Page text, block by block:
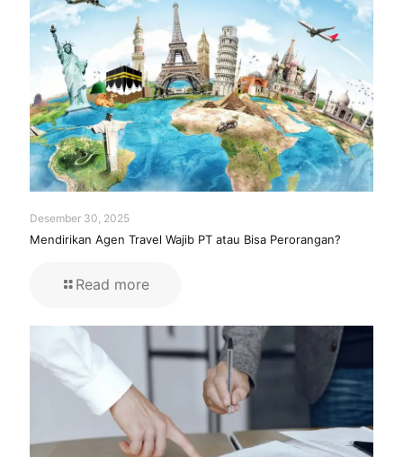
Desember 30, 2025
Mendirikan Agen Travel Wajib PT atau Bisa Perorangan?
Read more